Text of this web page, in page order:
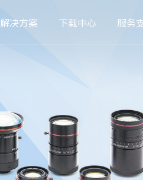
解决方案 下载中心 服务